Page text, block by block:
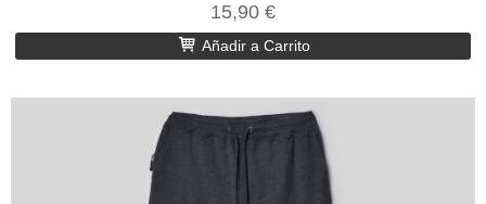
15,90 €
Añadir a Carrito